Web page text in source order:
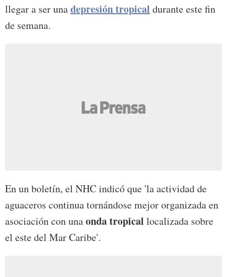
llegar a ser unadepresión tropical durante este fin
de semana.
En un boletín, el NHC indicó que 'la actividad de
aguaceros continua tornándose mejor organizada en
asociación con unaonda tropical localizada sobre
el este del Mar Caribe'.